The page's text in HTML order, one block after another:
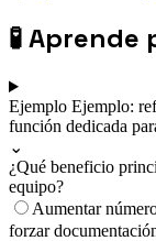
🧪Aprende
Ejemplo Ejemplo:
función dedicada
⌄
¿Qué beneficio
equipo?
Aumentar
forzar